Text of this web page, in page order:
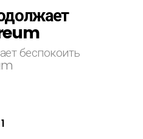
беспокоить
1